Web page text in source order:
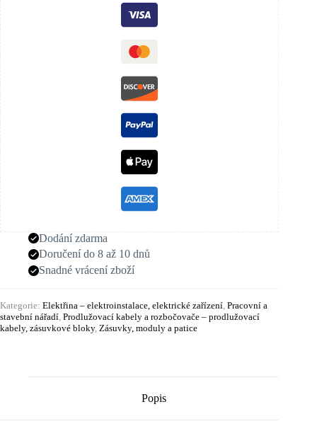
Dodání zdarma
Doručení do 8 až 10 dnů
Snadné vrácení zboží
Kategorie: Elektřina – elektroinstalace, elektrické zařízení, Pracovní a
stavební nářadí, Prodlužovací kabely a rozbočovače – prodlužovací
kabely, zásuvkové bloky, Zásuvky, moduly a patice
Popis